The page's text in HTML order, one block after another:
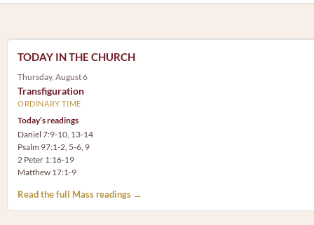
TODAY IN THE CHURCH
Thursday, August 6
Transfiguration
ORDINARY TIME
Today’s readings
Daniel 7:9-10, 13-14
Psalm 97:1-2, 5-6, 9
2 Peter 1:16-19
Matthew 17:1-9
Read the full Mass readings →